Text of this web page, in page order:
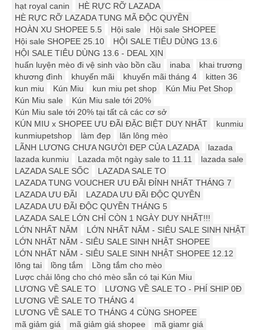
hạt royal canin
HÈ RỰC RỠ LAZADA
HÈ RỰC RỠ LAZADA TUNG MÃ ĐỘC QUYỀN
HOÀN XU SHOPEE 5.5
Hội sale
Hội sale SHOPEE
Hội sale SHOPEE 25.10
HỘI SALE TIÊU DÙNG 13.6
HỘI SALE TIÊU DÙNG 13.6 - DEAL XỊN
huấn luyện mèo đi vệ sinh vào bồn cầu
inaba
khai trương
khương đình
khuyến mãi khuyến mãi tháng 4
kitten 36
kun miu
Kún Miu kun miu pet shop
Kún Miu Pet Shop
Kún Miu sale
Kún Miu sale tới 20%
Kún Miu sale tới 20% tại tất cả các cơ sở
KÚN MIU x SHOPEE ƯU ĐÃI ĐẶC BIỆT DUY NHẤT
kunmiu
kunmiupetshop
làm đẹp
lăn lông mèo
LÃNH LƯƠNG CHƯA NGƯỜI ĐẸP CỦA LAZADA
lazada
lazada kunmiu
Lazada một ngày sale to 11.11
lazada sale
LAZADA SALE SỐC
LAZADA SALE TO
LAZADA TUNG VOUCHER ƯU ĐÃI ĐỈNH NHẤT THÁNG 7
LAZADA ƯU ĐÃI
LAZADA ƯU ĐÃI ĐỘC QUYỀN
LAZADA ƯU ĐÃI ĐỘC QUYỀN THÁNG 5
LAZADA SALE LỚN CHỈ CÒN 1 NGÀY DUY NHẤT!!!
LỚN NHẤT NĂM
LỚN NHẤT NĂM - SIÊU SALE SINH NHẬT
LỚN NHẤT NĂM - SIÊU SALE SINH NHẬT SHOPEE
LỚN NHẤT NĂM - SIÊU SALE SINH NHẬT SHOPEE 12.12
lông tai
lồng tắm
Lồng tắm cho mèo
Lược chải lông cho chó mèo sẵn có tại Kún Miu
LƯƠNG VỀ SALE TO
LƯƠNG VỀ SALE TO - PHÍ SHIP 0Đ
LƯƠNG VỀ SALE TO THÁNG 4
LƯƠNG VỀ SALE TO THÁNG 4 CÙNG SHOPEE
mã giảm giá
mã giảm giá shopee
mã giamr giá